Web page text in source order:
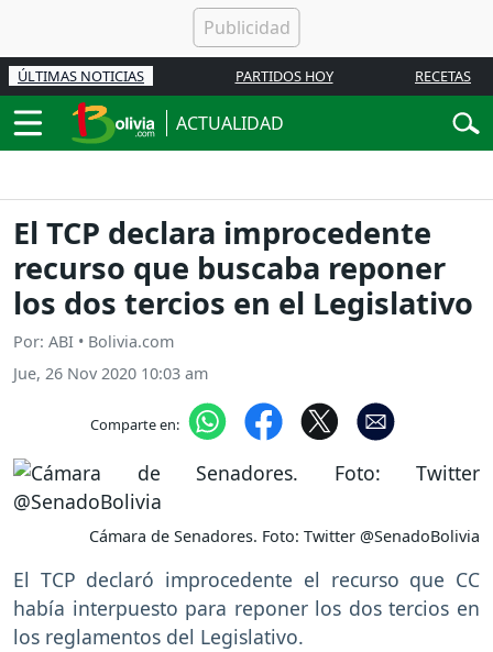
ÚLTIMAS NOTICIAS PARTIDOS HOY RECETAS
ACTUALIDAD
El TCP declara improcedente
recurso que buscaba reponer
los dos tercios en el Legislativo
Por: ABI • Bolivia.com
Jue, 26 Nov 2020 10:03 am
Comparte en:
Cámara de Senadores. Foto: Twitter @SenadoBolivia
El TCP declaró improcedente el recurso que CC
había interpuesto para reponer los dos tercios en
los reglamentos del Legislativo.